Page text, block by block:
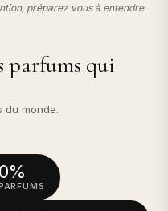
préparez vous à entendre
parfums qui
du monde.